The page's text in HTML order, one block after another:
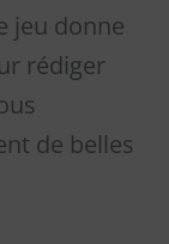
jeu donne
rédiger
de belles